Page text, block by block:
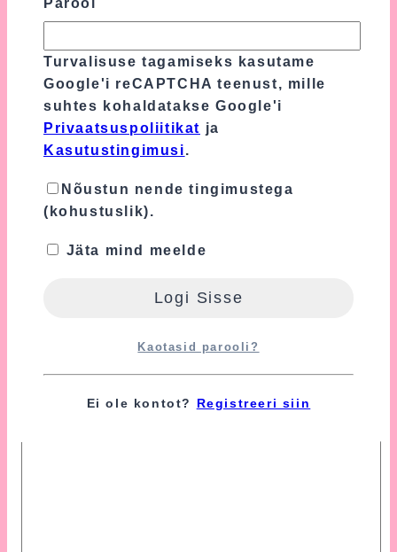
Mõõtmed 35 × 35 × 50 cm
Arvustused
Tooteülevaateid veel ei ole.
Ole esimene, kes hindab toodet
“Tumeroosa Mähkmetort Lipsudega”
Sinu e-postiaadressi ei avaldata.
Sinu arvustus*
Turvalisuse tagamiseks kasutame
Google'i reCAPTCHA teenust, mille
suhtes kohaldatakse Google'i
Privaatsuspoliitikat ja
Kasutustingimusi.
Nõustun nende tingimustega
(kohustuslik).
Jäta mind meelde
Kaotasid parooli?
Ei ole kontot? Registreeri siin